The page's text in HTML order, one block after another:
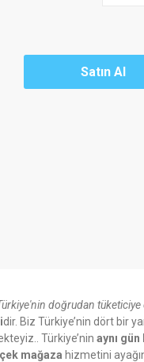
doğrudan
dir. Biz Türkiye’nin dört bir
Türkiye’nin aynı
mağaza hizmetini